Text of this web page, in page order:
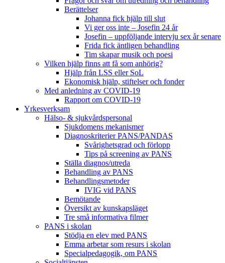
Berättelser
Johanna fick hjälp till slut
Vi ger oss inte – Josefin 24 år
Josefin – uppföljande intervju sex år senare
Frida fick äntligen behandling
Tim skapar musik och poesi
Vilken hjälp finns att få som anhörig?
Hjälp från LSS eller SoL
Ekonomisk hjälp, stiftelser och fonder
Med anledning av COVID-19
Rapport om COVID-19
Yrkesverksam
Hälso- & sjukvårdspersonal
Sjukdomens mekanismer
Diagnoskriterier PANS/PANDAS
Svårighetsgrad och förlopp
Tips på screening av PANS
Ställa diagnos/utreda
Behandling av PANS
Behandlings­metoder
IVIG vid PANS
Bemötande
Översikt av kunskapsläget
Tre små informativa filmer
PANS i skolan
Stödja en elev med PANS
Emma arbetar som resurs i skolan
Specialpedagogik, om PANS